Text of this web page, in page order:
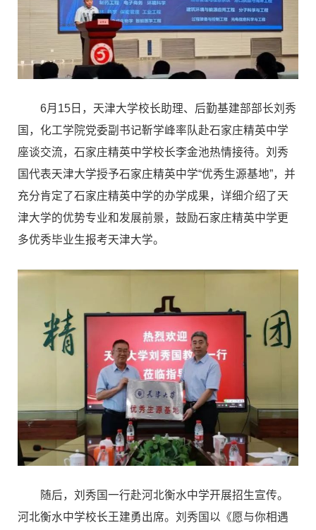
6月15日，天津大学校长助理、后勤基建部部长刘秀
国，化工学院党委副书记靳学峰率队赴石家庄精英中学
座谈交流，石家庄精英中学校长李金池热情接待。刘秀
国代表天津大学授予石家庄精英中学“优秀生源基地”，并
充分肯定了石家庄精英中学的办学成果，详细介绍了天
津大学的优势专业和发展前景，鼓励石家庄精英中学更
多优秀毕业生报考天津大学。
随后，刘秀国一行赴河北衡水中学开展招生宣传。
河北衡水中学校长王建勇出席。刘秀国以《愿与你相遇